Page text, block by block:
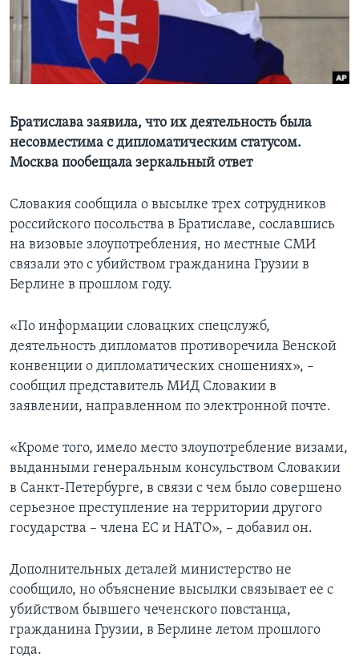
Learning English
СОЦИАЛЬНЫЕ СЕТИ
Языки
Братислава заявила, что их деятельность была
несовместима с дипломатическим статусом.
Москва пообещала зеркальный ответ
Словакия сообщила о высылке трех сотрудников
российского посольства в Братиславе, сославшись
на визовые злоупотребления, но местные СМИ
связали это с убийством гражданина Грузии в
Берлине в прошлом году.
«По информации словацких спецслужб,
деятельность дипломатов противоречила Венской
конвенции о дипломатических сношениях», –
сообщил представитель МИД Словакии в
заявлении, направленном по электронной почте.
«Кроме того, имело место злоупотребление визами,
выданными генеральным консульством Словакии
в Санкт-Петербурге, в связи с чем было совершено
серьезное преступление на территории другого
государства – члена ЕС и НАТО», – добавил он.
Дополнительных деталей министерство не
сообщило, но объяснение высылки связывает ее с
убийством бывшего чеченского повстанца,
гражданина Грузии, в Берлине летом прошлого
года.